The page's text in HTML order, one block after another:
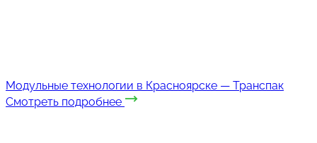
Модульные технологии в Красноярске — Транспак
Смотреть подробнее